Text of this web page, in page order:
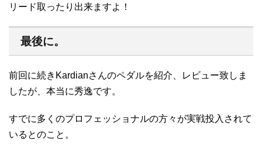
リード取ったり出来ますよ！
最後に。
前回に続きKardianさんのペダルを紹介、レビュー致しま
したが、本当に秀逸です。
すでに多くのプロフェッショナルの方々が実戦投入されて
いるとのこと。